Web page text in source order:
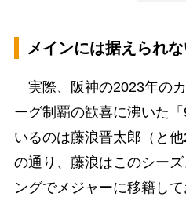
メインには据えられ
実際、阪神の2023年の
ーグ制覇の歓喜に沸いた
いるのは藤浪晋太郎（と
の通り、藤浪はこのシー
ングでメジャーに移籍し